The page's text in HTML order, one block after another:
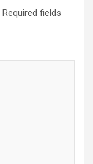
Required fields